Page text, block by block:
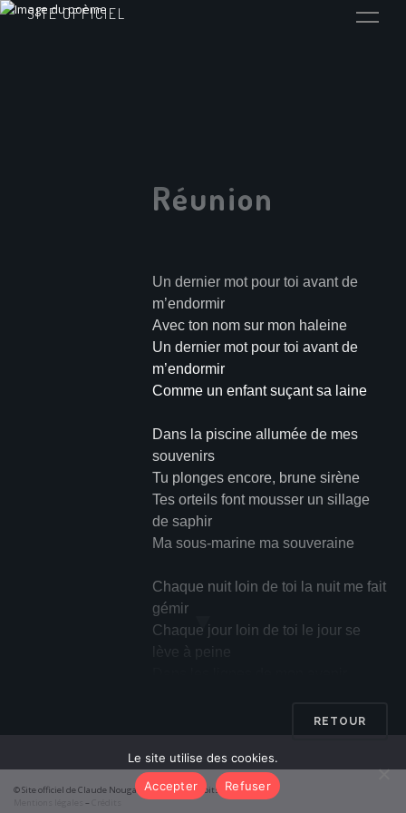
SITE OFFICIEL
Réunion
Un dernier mot pour toi avant de
m’endormir
Avec ton nom sur mon haleine
Un dernier mot pour toi avant de
m’endormir
Comme un enfant suçant sa laine
Dans la piscine allumée de mes
souvenirs
Tu plonges encore, brune sirène
Tes orteils font mousser un sillage
de saphir
Ma sous-marine ma souveraine
Chaque nuit loin de toi la nuit me fait
gémir
Chaque jour loin de toi le jour se
lève à peine
Sainte-Hélène
Ô ma lointaine longue à venir
Invente-moi encore une île
▼
RETOUR
© Site officiel de Claude Nougaro 2026 – Tous droits réservés
–
Le site utilise des cookies.
Accepter
Refuser